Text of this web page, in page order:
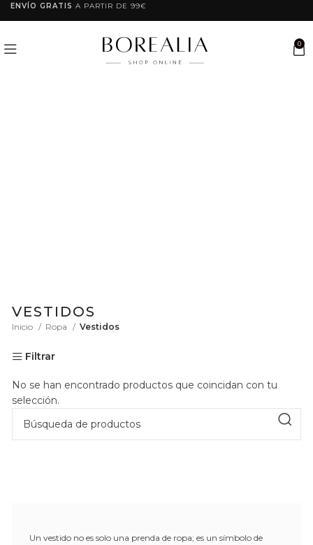
0
VESTIDOS
Inicio Ropa Vestidos
Filtrar
No se han encontrado productos que coincidan con tu
selección.
Un vestido no es solo una prenda de ropa; es un símbolo de
ENVÍO GRATIS A PARTIR DE 99€